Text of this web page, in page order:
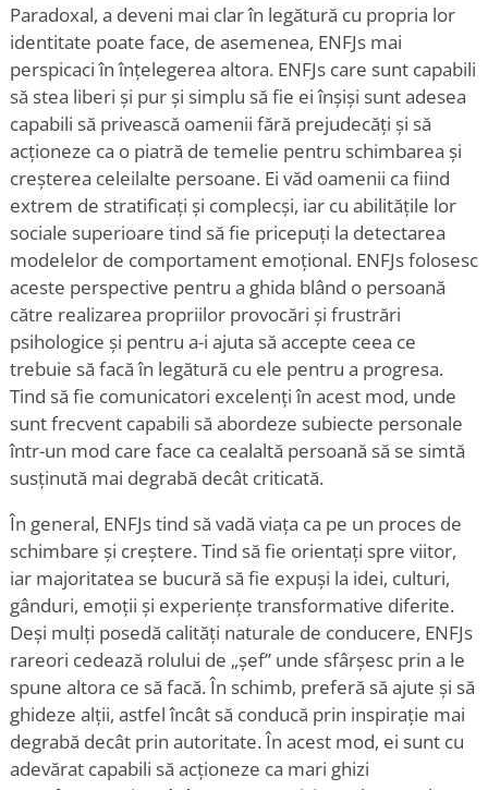
Paradoxal, a deveni mai clar în legătură cu propria lor
identitate poate face, de asemenea, ENFJs mai
perspicaci în înțelegerea altora. ENFJs care sunt capabili
să stea liberi și pur și simplu să fie ei înșiși sunt adesea
capabili să privească oamenii fără prejudecăți și să
acționeze ca o piatră de temelie pentru schimbarea și
creșterea celeilalte persoane. Ei văd oamenii ca fiind
extrem de stratificați și complecși, iar cu abilitățile lor
sociale superioare tind să fie pricepuți la detectarea
modelelor de comportament emoțional. ENFJs folosesc
aceste perspective pentru a ghida blând o persoană
către realizarea propriilor provocări și frustrări
psihologice și pentru a-i ajuta să accepte ceea ce
trebuie să facă în legătură cu ele pentru a progresa.
Tind să fie comunicatori excelenți în acest mod, unde
sunt frecvent capabili să abordeze subiecte personale
într-un mod care face ca cealaltă persoană să se simtă
susținută mai degrabă decât criticată.
În general, ENFJs tind să vadă viața ca pe un proces de
schimbare și creștere. Tind să fie orientați spre viitor,
iar majoritatea se bucură să fie expuși la idei, culturi,
gânduri, emoții și experiențe transformative diferite.
Deși mulți posedă calități naturale de conducere, ENFJs
rareori cedează rolului de „șef” unde sfârșesc prin a le
spune altora ce să facă. În schimb, preferă să ajute și să
ghideze alții, astfel încât să conducă prin inspirație mai
degrabă decât prin autoritate. În acest mod, ei sunt cu
adevărat capabili să acționeze ca mari ghizi